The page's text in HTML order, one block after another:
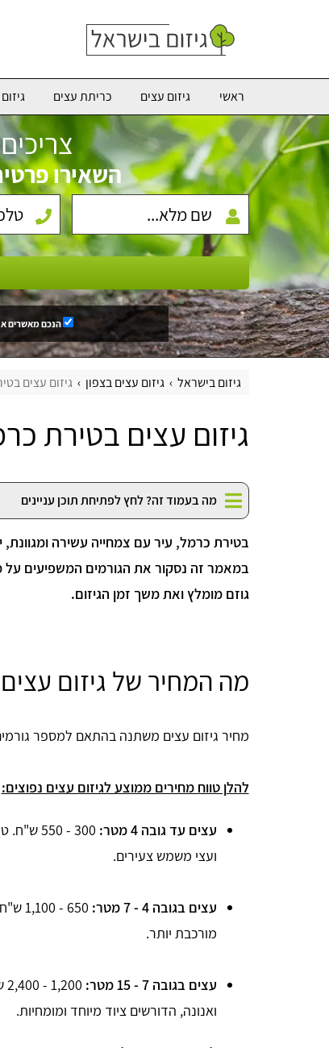
ראשי גיזום עצים כריתת עצים
השאירו
הנכם מאשרים
גיזום בישראל גיזום עצים בצפון גיזום עצים
גיזום עצים בטירת
מה בעמוד זה? לחץ לפתיחת תוכן עניינים
בטירת כרמל, עיר עם צמחייה עשירה ומגוונת,
במאמר זה נסקור את הגורמים המשפיעים על
גוזם מומלץ ואת משך זמן הגיזום.
מה המחיר של גיזום
מחיר גיזום עצים משתנה בהתאם למספר
להלן טווח מחירים ממוצע לגיזום עצים נפוצים:
עצים עד גובה 4 מטר:
300 -
ועצי משמש צעירים.
עצים בגובה 4 - 7 מטר:
650
מורכבת יותר.
עצים בגובה 7 - 15 מטר:
ואנונה, הדורשים ציוד מיוחד ומומחיות.